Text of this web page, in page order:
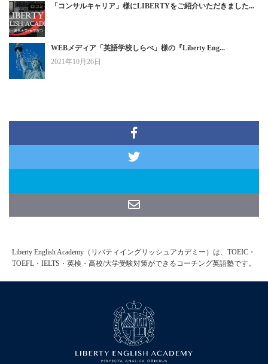
「コンサルキャリア」様にLIBERTYをご紹介いただきました...
WEBメディア「英語学校しらべ」様の『Liberty Eng...
2021年10月26日
Liberty English Academy（リバティイングリッシュアカデミー）は、TOEIC・
TOEFL・IELTS・英検・高校/大学受験対策ができるコーチング英語塾です。